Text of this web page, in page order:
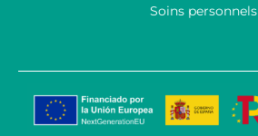
Soins personnels